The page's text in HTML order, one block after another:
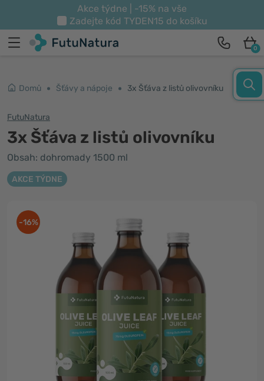
Akce týdne | -15% na vše
Zadejte kód TYDEN15 do košíku
0
Domů Šťávy a nápoje 3x Šťáva z listů olivovníku
FutuNatura
3x Šťáva z listů olivovníku
Obsah: dohromady 1500 ml
AKCE TÝDNE
-16%